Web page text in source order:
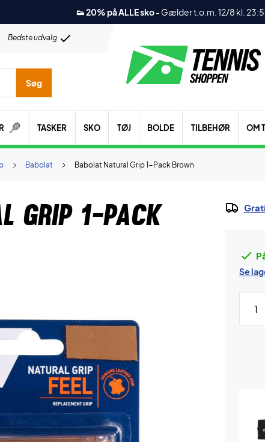
👟 20% på ALLE sko- Gælder t.o.m. 12/8 kl.
Bedste udvalg
Søg
TASKER SKO TØJ BOLDE TILBEHØR OM
Babolat Natural Grip 1-Pack Brown
Babolat
Grip 1-Pack
Se